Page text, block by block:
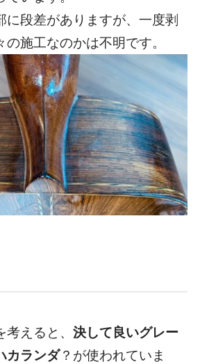
に段差がありますが、一度剥
施工なのかは不明です。
えると、 決して良いグレー
カランダ？が使われていま